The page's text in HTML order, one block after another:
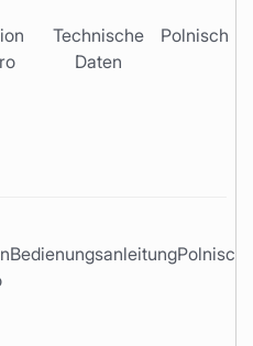
Technische
Daten
Polnisch
BedienungsanleitungPolnisch